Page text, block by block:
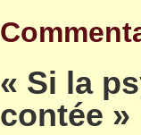
« Si la
contée »